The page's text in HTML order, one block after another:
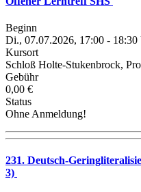
Beginn
Di., 07.07.2026, 17:00 - 18:30
Kursort
Schloß Holte-Stukenbrock,
Gebühr
0,00 €
Status
Ohne Anmeldung!
231. Deutsch-
3)